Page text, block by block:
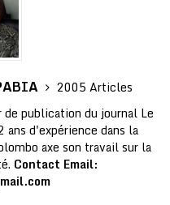
2005 Articles
publication du journal Le
d'expérience dans la
axe son travail sur la
Contact Email: